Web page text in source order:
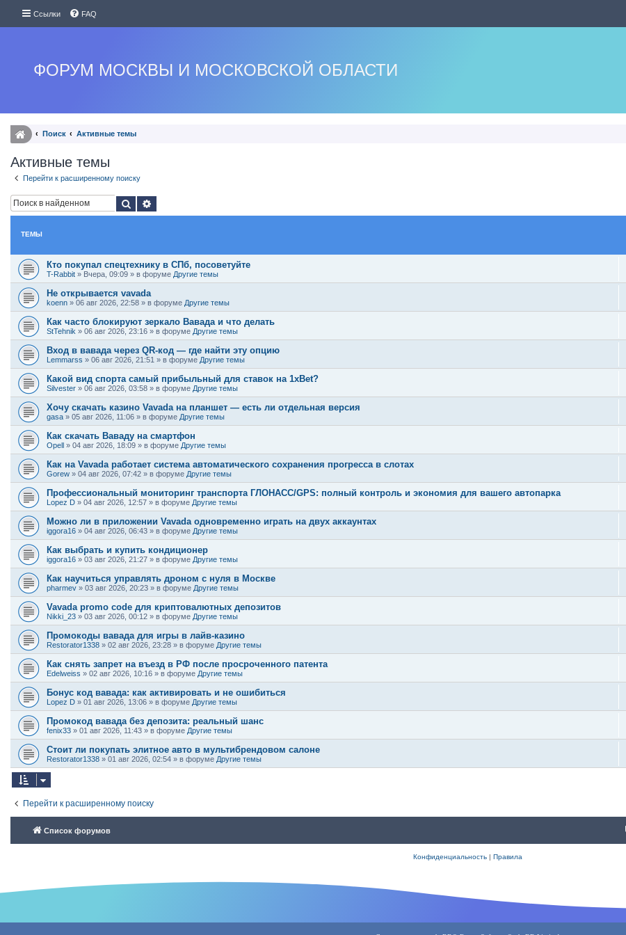
Ссылки FAQ
ФОРУМ МОСКВЫ И МОСКОВСКОЙ ОБЛАСТИ
Поиск Активные темы
Активные темы
Перейти к расширенному поиску
Поиск
ТЕМЫ
Кто покупал спецтехнику в СПб, посоветуйте
T-Rabbit » Вчера, 09:09 » в форуме Другие темы
Не открывается vavada
koenn » 06 авг 2026, 22:58 » в форуме Другие темы
Как часто блокируют зеркало Вавада и что делать
StTehnik » 06 авг 2026, 23:16 » в форуме Другие темы
Вход в вавада через QR-код — где найти эту опцию
Lemmarss » 06 авг 2026, 21:51 » в форуме Другие темы
Какой вид спорта самый прибыльный для ставок на 1xBet?
Silvester » 06 авг 2026, 03:58 » в форуме Другие темы
Хочу скачать казино Vavada на планшет — есть ли отдельная версия
gasa » 05 авг 2026, 11:06 » в форуме Другие темы
Как скачать Ваваду на смартфон
Opell » 04 авг 2026, 18:09 » в форуме Другие темы
Как на Vavada работает система автоматического сохранения прогресса в слотах
Gorew » 04 авг 2026, 07:42 » в форуме Другие темы
Профессиональный мониторинг транспорта ГЛОНАСС/GPS: полный контроль и экономия для вашего автопарка
Lopez D » 04 авг 2026, 12:57 » в форуме Другие темы
Можно ли в приложении Vavada одновременно играть на двух аккаунтах
iggora16 » 04 авг 2026, 06:43 » в форуме Другие темы
Как выбрать и купить кондиционер
iggora16 » 03 авг 2026, 21:27 » в форуме Другие темы
Как научиться управлять дроном с нуля в Москве
pharmev » 03 авг 2026, 20:23 » в форуме Другие темы
Vavada promo code для криптовалютных депозитов
Nikki_23 » 03 авг 2026, 00:12 » в форуме Другие темы
Промокоды вавада для игры в лайв-казино
Restorator1338 » 02 авг 2026, 23:28 » в форуме Другие темы
Как снять запрет на въезд в РФ после просроченного патента
Edelweiss » 02 авг 2026, 10:16 » в форуме Другие темы
Бонус код вавада: как активировать и не ошибиться
Lopez D » 01 авг 2026, 13:06 » в форуме Другие темы
Промокод вавада без депозита: реальный шанс
fenix33 » 01 авг 2026, 11:43 » в форуме Другие темы
Стоит ли покупать элитное авто в мультибрендовом салоне
Restorator1338 » 01 авг 2026, 02:54 » в форуме Другие темы
Перейти к расширенному поиску
Список форумов
Конфиденциальность| Правила